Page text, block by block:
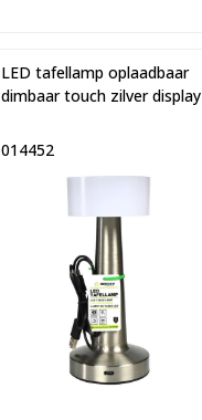
LED tafellamp oplaadbaar
dimbaar touch zilver display
014452